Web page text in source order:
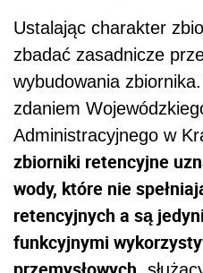
Ustalając charakter
zbadać zasadnicze
wybudowania
zdaniem
Administracyjnego w
zbiorniki retencyjne
wody, które nie
retencyjnych a są
funkcyjnymi